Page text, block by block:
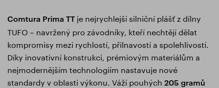
Comtura Prima TT je nejrychlejší silniční plášť z dílny
TUFO – navržený pro závodníky, kteří nechtějí dělat
kompromisy mezi rychlostí, přilnavostí a spolehlivostí.
Díky inovativní konstrukci, prémiovým materiálům a
nejmodernějším technologiím nastavuje nové
standardy v oblasti výkonu. Váží pouhých 205 gramů